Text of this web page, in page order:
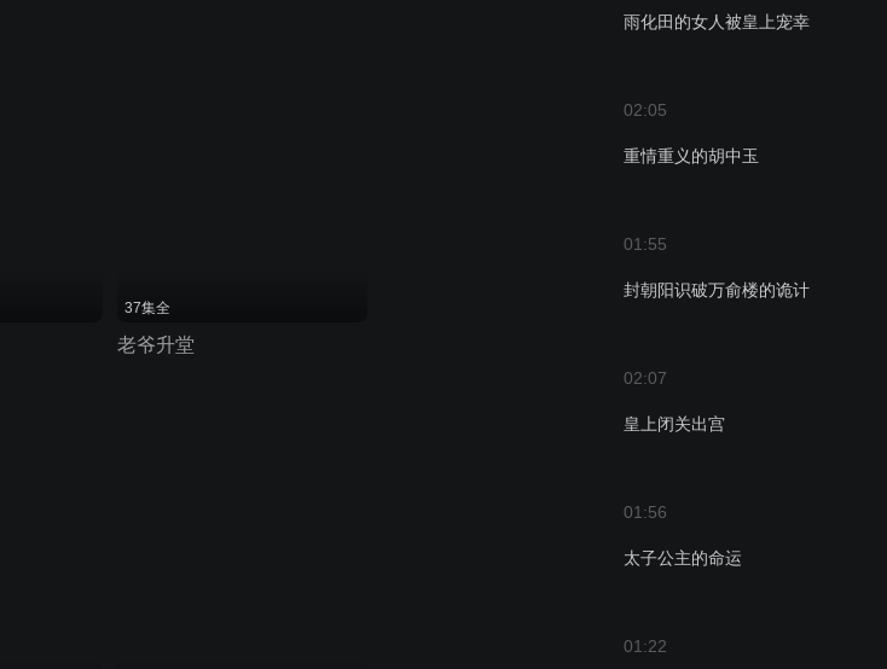
雨化田的女人被皇上宠幸
02:05
重情重义的胡中玉
01:55
封朝阳识破万俞楼的诡计
02:07
皇上闭关出宫
01:56
太子公主的命运
01:22
37集全
老爷升堂